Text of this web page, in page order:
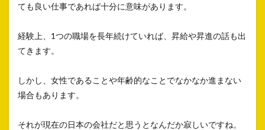
ても良い仕事であれば十分に意味があります。
経験上、1つの職場を長年続けていれば、昇給や昇進の話も出
てきます。
しかし、女性であることや年齢的なことでなかなか進まない
場合もあります。
それが現在の日本の会社だと思うとなんだか寂しいですね。